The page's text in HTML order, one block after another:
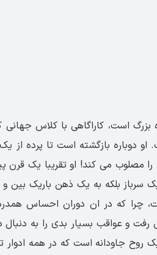
بزرگ است، کاراگاهی با کلاس
دوباره بازگشته است تا پرده از یک
را مصلوب می کند! او تقریبا یک قرن
سرباز بلکه به یک ذهن باریک بین
چرا که در ان دوران احساس
و عواقب بسیار بدی را به
روح جاودانه است که در همه